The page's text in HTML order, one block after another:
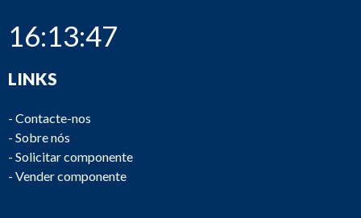
16:13:47
LINKS
- Contacte-nos
- Sobre nós
- Solicitar componente
- Vender componente